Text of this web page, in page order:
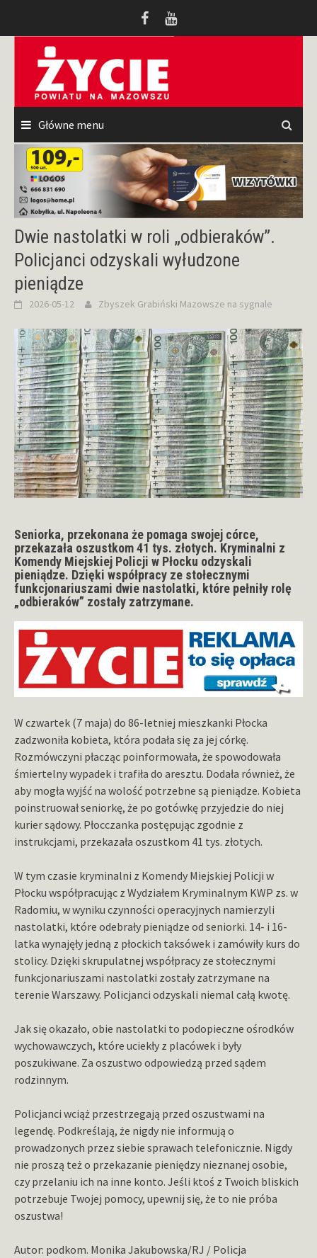
Główne menu
Dwie nastolatki w roli „odbieraków”.
Policjanci odzyskali wyłudzone
pieniądze
2026-05-12 Zbyszek Grabiński Mazowsze na sygnale
Seniorka, przekonana że pomaga swojej córce,
przekazała oszustkom 41 tys. złotych. Kryminalni z
Komendy Miejskiej Policji w Płocku odzyskali
pieniądze. Dzięki współpracy ze stołecznymi
funkcjonariuszami dwie nastolatki, które pełniły rolę
„odbieraków” zostały zatrzymane.
W czwartek (7 maja) do 86-letniej mieszkanki Płocka
zadzwoniła kobieta, która podała się za jej córkę.
Rozmówczyni płacząc poinformowała, że spowodowała
śmiertelny wypadek i trafiła do aresztu. Dodała również, że
aby mogła wyjść na wolość potrzebne są pieniądze. Kobieta
poinstruował seniorkę, że po gotówkę przyjedzie do niej
kurier sądowy. Płocczanka postępując zgodnie z
instrukcjami, przekazała oszustkom 41 tys. złotych.
W tym czasie kryminalni z Komendy Miejskiej Policji w
Płocku współpracując z Wydziałem Kryminalnym KWP zs. w
Radomiu, w wyniku czynności operacyjnych namierzyli
nastolatki, które odebrały pieniądze od seniorki. 14- i 16-
latka wynajęły jedną z płockich taksówek i zamówiły kurs do
stolicy. Dzięki skrupulatnej współpracy ze stołecznymi
funkcjonariuszami nastolatki zostały zatrzymane na
terenie Warszawy. Policjanci odzyskali niemal całą kwotę.
Jak się okazało, obie nastolatki to podopieczne ośrodków
wychowawczych, które uciekły z placówek i były
poszukiwane. Za oszustwo odpowiedzą przed sądem
rodzinnym.
Policjanci wciąż przestrzegają przed oszustwami na
legendę. Podkreślają, że nigdy nie informują o
prowadzonych przez siebie sprawach telefonicznie. Nigdy
nie proszą też o przekazanie pieniędzy nieznanej osobie,
czy przelaniu ich na inne konto. Jeśli ktoś z Twoich bliskich
potrzebuje Twojej pomocy, upewnij się, że to nie próba
oszustwa!
Autor: podkom. Monika Jakubowska/RJ / Policja